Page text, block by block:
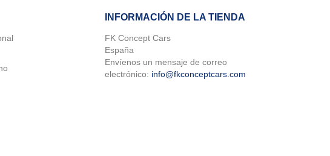
INFORMACIÓN DE LA TIENDA
FK Concept Cars
España
Envíenos un mensaje de correo
electrónico: info@fkconceptcars.com